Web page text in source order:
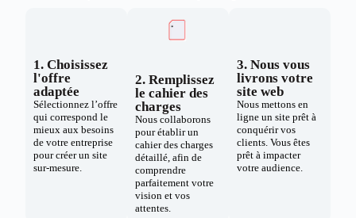
1. Choisissez
l'offre
adaptée
Sélectionnez l’offre
qui correspond le
mieux aux besoins
de votre entreprise
pour créer un site
sur-mesure.
2. Remplissez
le cahier des
charges
Nous collaborons
pour établir un
cahier des charges
détaillé, afin de
comprendre
parfaitement votre
vision et vos
attentes.
3. Nous vous
livrons votre
site web
Nous mettons en
ligne un site prêt à
conquérir vos
clients. Vous êtes
prêt à impacter
votre audience.